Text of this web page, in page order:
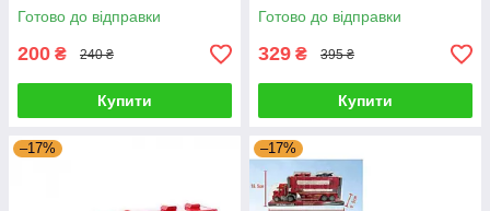
Готово до відправки
200 ₴ 240 ₴
Купити
Готово до відправки
329 ₴ 395 ₴
Купити
–17% –17%